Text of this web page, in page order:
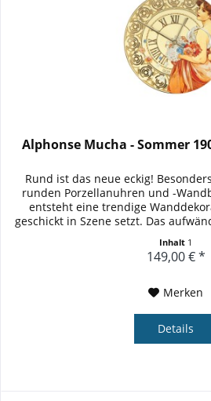
Alphonse Mucha - Sommer
Rund ist das neue eckig!
runden Porzellanuhren und -
entsteht eine trendige
geschickt in Szene setzt. Das
Inhalt 1
149,00 € *
Merken
Details